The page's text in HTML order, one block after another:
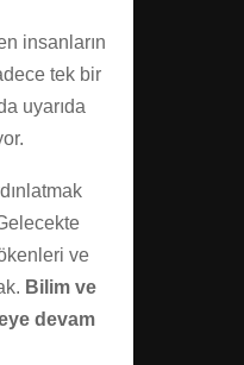
insanların
tek bir
uyarıda
ve
Bilim ve
devam